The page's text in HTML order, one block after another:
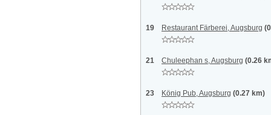
19 Restaurant Färberei, Augsburg
21 Chuleephan s, Augsburg (0.26
23 König Pub, Augsburg (0.27 km)